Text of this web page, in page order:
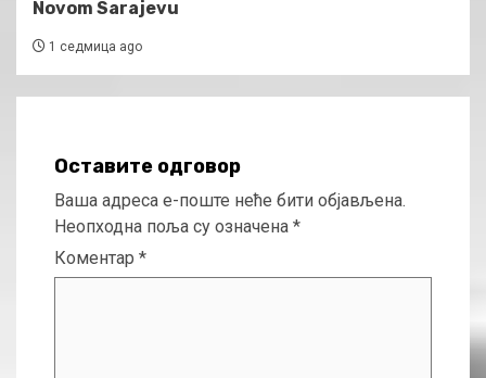
Novom Sarajevu
1 седмица ago
Оставите одговор
Ваша адреса е-поште неће бити објављена.
Неопходна поља су означена *
Коментар *